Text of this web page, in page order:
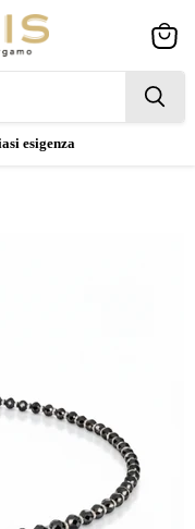
esigenza
cart